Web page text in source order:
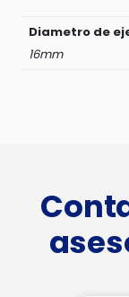
cantidad
Diametro de
16mm